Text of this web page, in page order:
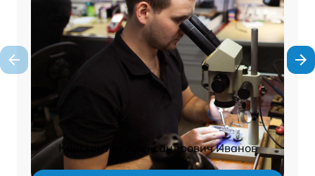
Константин Александрович Иванов